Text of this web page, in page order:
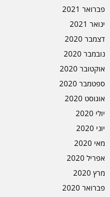
פברואר 2021
ינואר 2021
דצמבר 2020
נובמבר 2020
אוקטובר 2020
ספטמבר 2020
אוגוסט 2020
יולי 2020
יוני 2020
מאי 2020
אפריל 2020
מרץ 2020
פברואר 2020